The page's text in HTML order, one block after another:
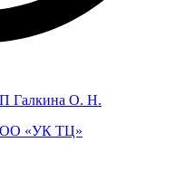
Галкина О. Н.
«УК ТЦ»